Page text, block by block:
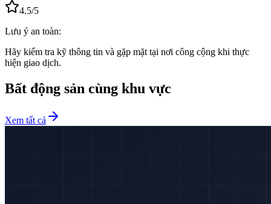
4.5/5
Lưu ý an toàn:
Hãy kiểm tra kỹ thông tin và gặp mặt tại nơi công cộng khi thực
hiện giao dịch.
Bất động sản cùng khu vực
Xem tất cả